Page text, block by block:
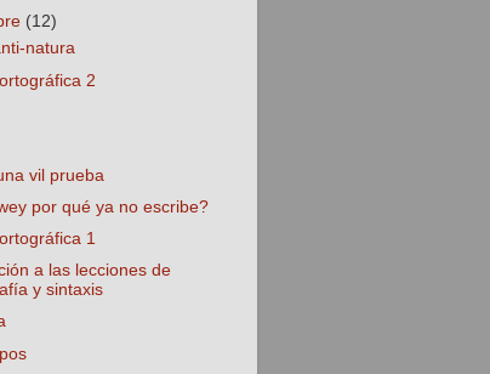
(12)
natura
2
vil prueba
por qué ya no escribe?
1
a las lecciones de
y sintaxis